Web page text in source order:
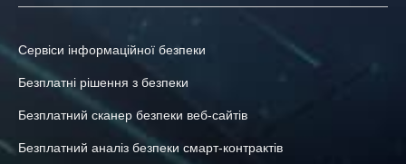
Сервіси інформаційної безпеки
Безплатні рішення з безпеки
Безплатний сканер безпеки веб-сайтів
Безплатний аналіз безпеки смарт-контрактів